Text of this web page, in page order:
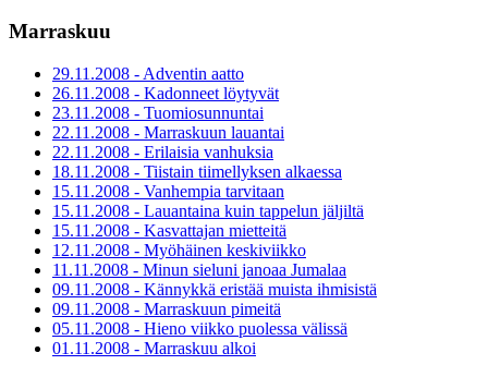
Marraskuu
29.11.2008 - Adventin aatto
26.11.2008 - Kadonneet löytyvät
23.11.2008 - Tuomiosunnuntai
22.11.2008 - Marraskuun lauantai
22.11.2008 - Erilaisia vanhuksia
18.11.2008 - Tiistain tiimellyksen alkaessa
15.11.2008 - Vanhempia tarvitaan
15.11.2008 - Lauantaina kuin tappelun jäljiltä
15.11.2008 - Kasvattajan mietteitä
12.11.2008 - Myöhäinen keskiviikko
11.11.2008 - Minun sieluni janoaa Jumalaa
09.11.2008 - Kännykkä eristää muista ihmisistä
09.11.2008 - Marraskuun pimeitä
05.11.2008 - Hieno viikko puolessa välissä
01.11.2008 - Marraskuu alkoi